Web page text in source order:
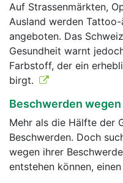
Auf Strassenmärkten,
Ausland werden
angeboten. Das
Gesundheit warnt
Farbstoff, der ein
birgt.
Beschwerden
Mehr als die Hälfte der
Beschwerden. Doch
wegen ihrer
entstehen können,